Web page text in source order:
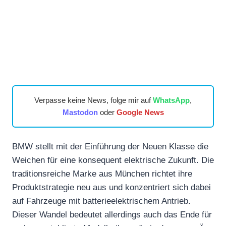
Verpasse keine News, folge mir aufWhatsApp,
Mastodonoder Google News
BMW stellt mit der Einführung der Neuen Klasse die
Weichen für eine konsequent elektrische Zukunft. Die
traditionsreiche Marke aus München richtet ihre
Produktstrategie neu aus und konzentriert sich dabei
auf Fahrzeuge mit batterieelektrischem Antrieb.
Dieser Wandel bedeutet allerdings auch das Ende für